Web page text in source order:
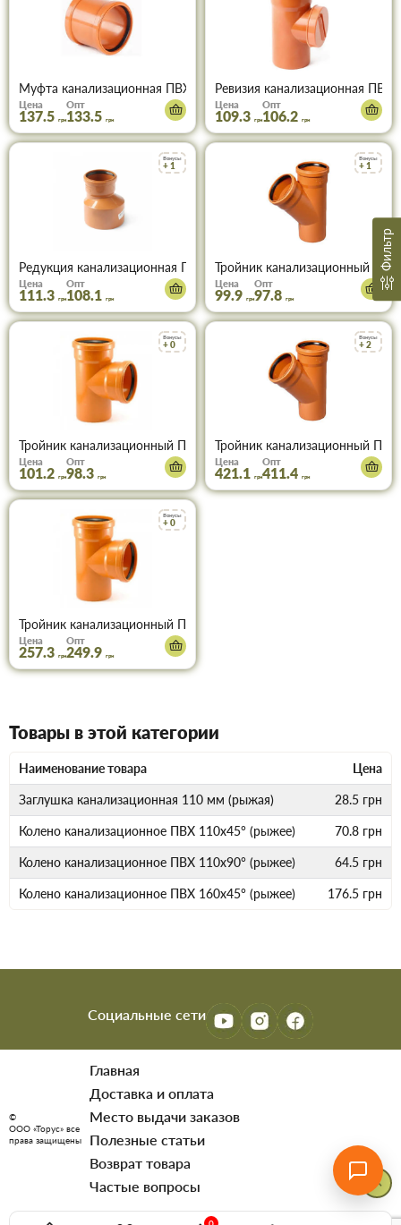
Муфта канализационная ПВХ 160 мм (рыжая)
Цена
137.5 грн
Опт
133.5 грн
Ревизия канализационная
Цена
109.3 грн
Опт
106.2 грн
Бонусы
+ 1
Редукция канализационная ПВХ 160х110 мм (рыжая)
Цена
111.3 грн
Опт
108.1 грн
Бонусы
+ 1
Тройник канализационный
Цена
99.9 грн
Опт
97.8 грн
Бонусы
+ 0
Тройник канализационный ПВХ 110х110х90° (рыжий)
Цена
101.2 грн
Опт
98.3 грн
Бонусы
+ 2
Тройник канализационный
Цена
421.1 грн
Опт
411.4 грн
Бонусы
+ 0
Тройник канализационный ПВХ 160х90° (рыжий)
Цена
257.3 грн
Опт
249.9 грн
Фильтр
Товары в этой категории
Наименование товара Цена
Заглушка канализационная 110 мм (рыжая) 28.5 грн
Колено канализационное ПВХ 110х45° (рыжее) 70.8 грн
Колено канализационное ПВХ 110х90° (рыжее) 64.5 грн
Колено канализационное ПВХ 160х45° (рыжее) 176.5 грн
Социальные сети
©
ООО «Торус» все
права защищены
Главная
Доставка и оплата
Место выдачи заказов
Полезные статьи
Возврат товара
Частые вопросы